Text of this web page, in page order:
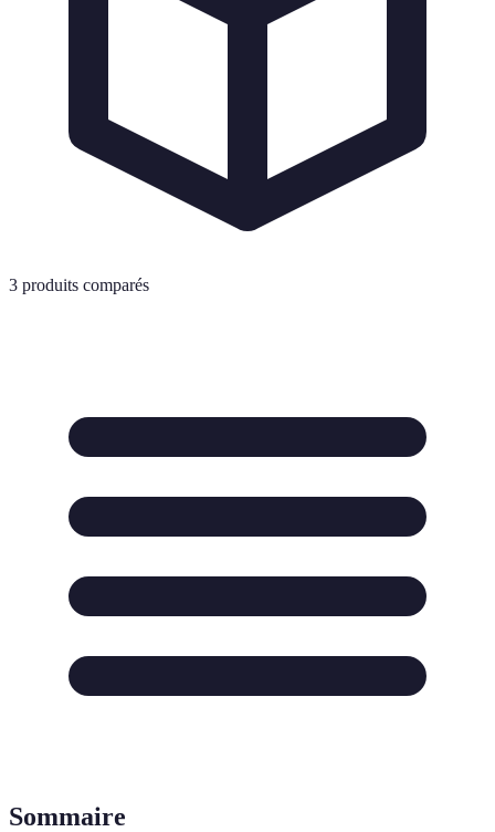
3 produits comparés
Sommaire